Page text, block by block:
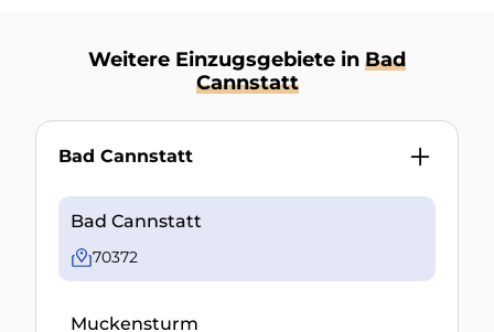
Weitere Einzugsgebiete in Bad
Cannstatt
Bad Cannstatt
Bad Cannstatt
70372
Muckensturm